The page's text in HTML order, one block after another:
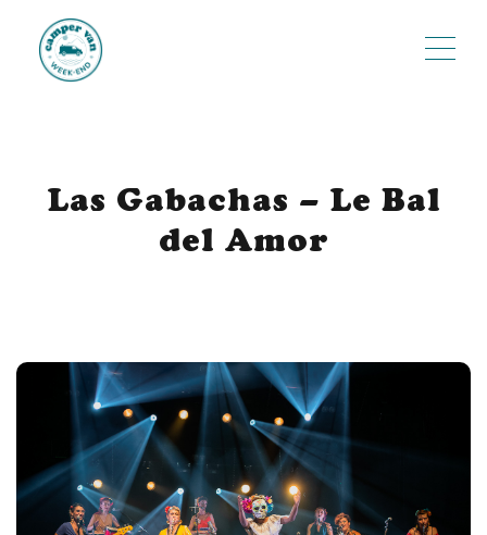
Las Gabachas – Le Bal
del Amor